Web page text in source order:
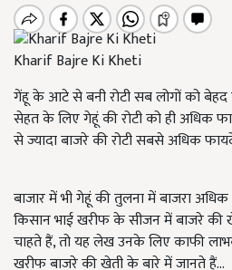
Kharif Bajre Ki Kheti
गेंहू के आटे से बनी रोटी सब लोगों को बेहद
सेहत के लिए गेहूं की रोटी को ही अधिक
से ज्यादा बाजरे की रोटी सबसे अधिक
बाजार में भी गेहूं की तुलना में बाजरा
किसान भाई खरीफ के सीजन में बाजरे की
चाहते हैं, तो यह लेख उनके लिए काफी
खरीफ बाजरे की खेती के बारे में जानते हैं...